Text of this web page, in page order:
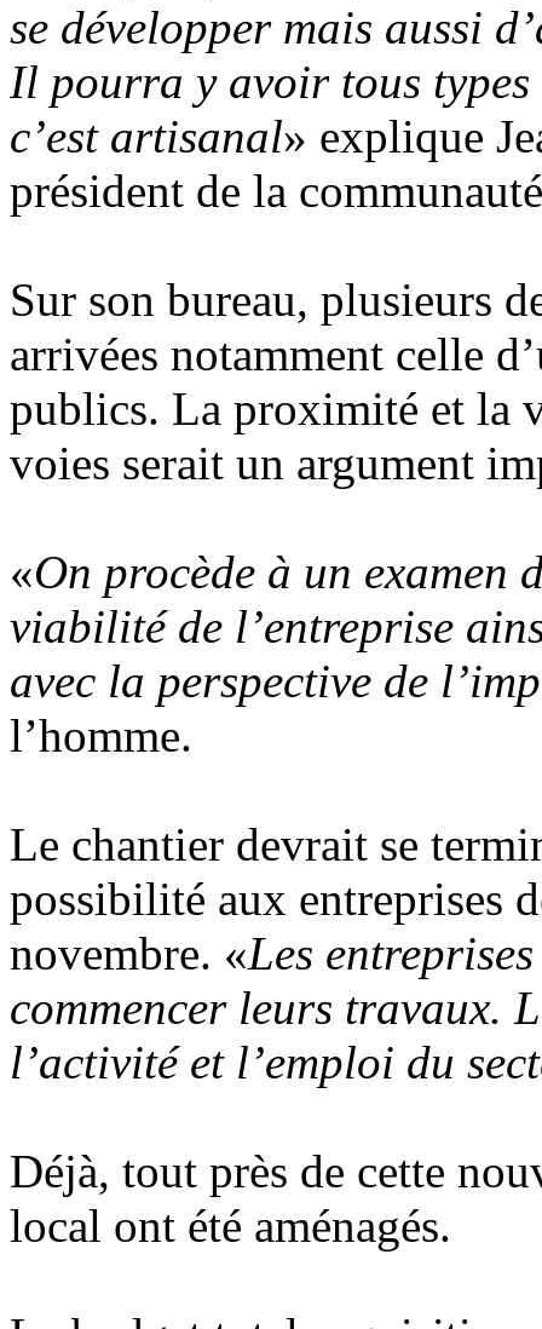
se développer mais aussi
Il pourra y avoir tous types
c’est artisanal» explique
président de la
Sur son bureau, plusieurs
arrivées notamment celle
publics. La proximité et la
voies serait un argument
«On procède à un examen
viabilité de l’entreprise
avec la perspective de
l’homme.
Le chantier devrait se
possibilité aux entreprises
novembre. «Les
commencer leurs travaux.
l’activité et l’emploi du
Déjà, tout près de cette
local ont été aménagés.